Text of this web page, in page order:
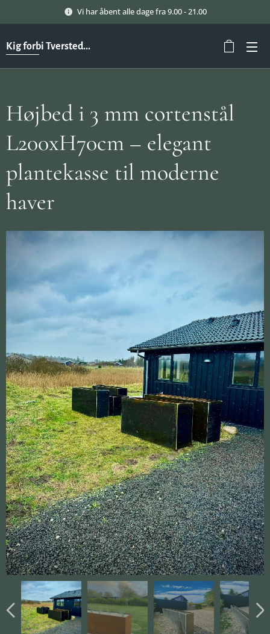
Vi har åbent alle dage fra 9.00 - 21.00
Kig forbi Tversted...
Højbed i 3 mm cortenstål
L200xH70cm – elegant
plantekasse til moderne
haver